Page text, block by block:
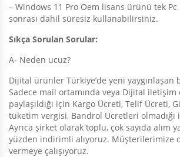
– Windows 11 Pro Oem lisans ürünü tek
sonrası dahil süresiz kullanabilirsiniz.
Sıkça Sorulan Sorular:
A- Neden ucuz?
Dijital ürünler Türkiye’de yeni yaygınlaşan
Sadece mail ortamında veya Dijital iletişim
paylaşıldığı için Kargo Ücreti, Telif Ücreti,
tüketim vergisi, Bandrol Ücretleri olmadığı
Ayrıca şirket olarak toplu, çok sayıda alım
yüzden indirimli alıyoruz. Müşterilerimize
vermeye çalışıyoruz.